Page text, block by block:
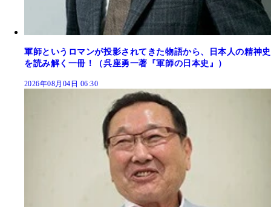
軍師というロマンが投影されてきた物語から、日本人の精神史
を読み解く一冊！（呉座勇一著『軍師の日本史』）
2026年08月04日 06:30